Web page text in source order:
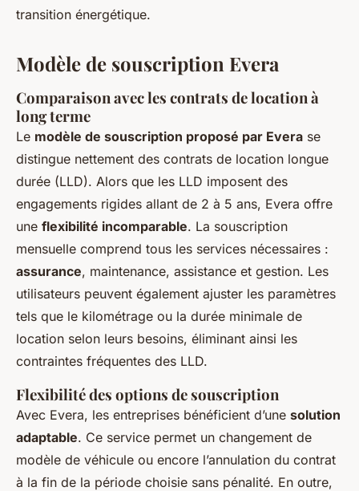
transition énergétique.
Modèle de souscription Evera
Comparaison avec les contrats de location à
long terme
Le modèle de souscription proposé par Evera se
distingue nettement des contrats de location longue
durée (LLD). Alors que les LLD imposent des
engagements rigides allant de 2 à 5 ans, Evera offre
une flexibilité incomparable. La souscription
mensuelle comprend tous les services nécessaires :
assurance, maintenance, assistance et gestion. Les
utilisateurs peuvent également ajuster les paramètres
tels que le kilométrage ou la durée minimale de
location selon leurs besoins, éliminant ainsi les
contraintes fréquentes des LLD.
Flexibilité des options de souscription
Avec Evera, les entreprises bénéficient d’une solution
adaptable. Ce service permet un changement de
modèle de véhicule ou encore l’annulation du contrat
à la fin de la période choisie sans pénalité. En outre,